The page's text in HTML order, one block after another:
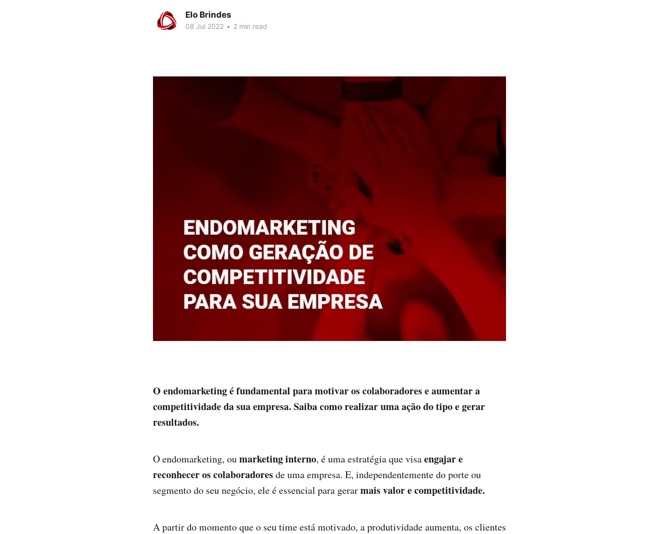
Elo Brindes
08 Jul 2022 • 2 min read
O endomarketing é fundamental para motivar os colaboradores e aumentar a
competitividade da sua empresa. Saiba como realizar uma ação do tipo e gerar
resultados.
O endomarketing, oumarketing interno, é uma estratégia que visaengajar e
reconhecer os colaboradoresde uma empresa. E, independentemente do porte ou
segmento do seu negócio, ele é essencial para gerarmais valor e competitividade.
A partir do momento que o seu time está motivado, a produtividade aumenta, os clientes